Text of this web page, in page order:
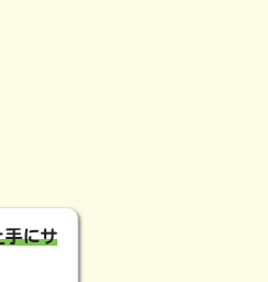
にサ